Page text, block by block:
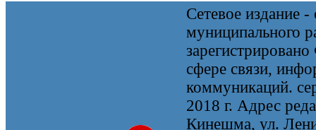
Сетевое издание
муниципального
сфере связи,
коммуникаций.
2018 г. Адрес
Кинешма, ул.